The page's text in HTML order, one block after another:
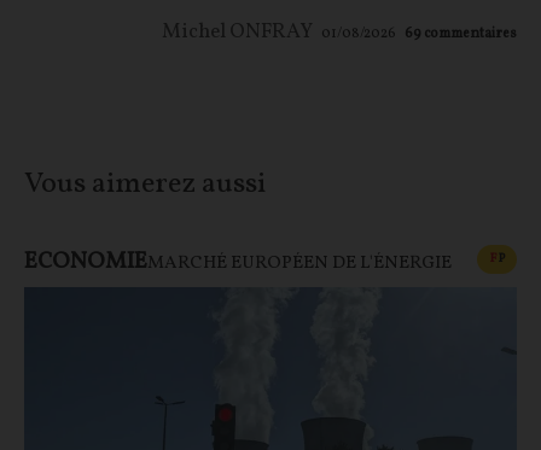
Michel ONFRAY 01/08/2026 69 commentaires
Vous aimerez aussi
ECONOMIEMARCHÉ EUROPÉEN DE L'ÉNERGIE FP